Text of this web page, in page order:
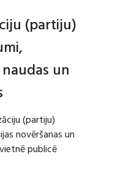
(partiju)
un
(partiju)
novēršanas un
publicē